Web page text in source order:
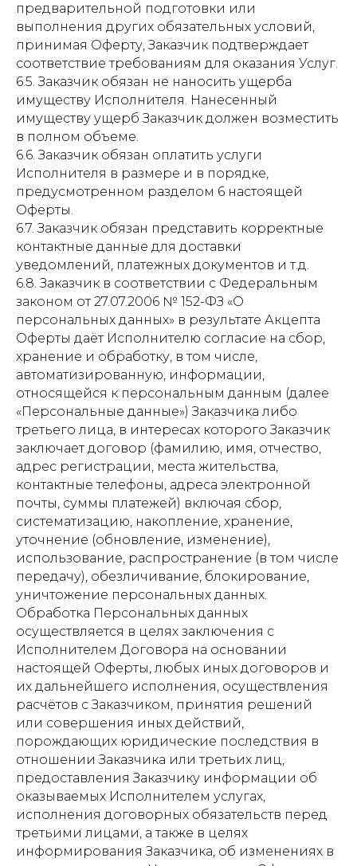
предварительной подготовки или
выполнения других обязательных условий,
принимая Оферту, Заказчик подтверждает
соответствие требованиям для оказания Услуг.
6.5. Заказчик обязан не наносить ущерба
имуществу Исполнителя. Нанесенный
имуществу ущерб Заказчик должен возместить
в полном объеме.
6.6. Заказчик обязан оплатить услуги
Исполнителя в размере и в порядке,
предусмотренном разделом 6 настоящей
Оферты.
6.7. Заказчик обязан представить корректные
контактные данные для доставки
уведомлений, платежных документов и т.д.
6.8. Заказчик в соответствии с Федеральным
законом от 27.07.2006 № 152-ФЗ «О
персональных данных» в результате Акцепта
Оферты даёт Исполнителю согласие на сбор,
хранение и обработку, в том числе,
автоматизированную, информации,
относящейся к персональным данным (далее
«Персональные данные») Заказчика либо
третьего лица, в интересах которого Заказчик
заключает договор (фамилию, имя, отчество,
адрес регистрации, места жительства,
контактные телефоны, адреса электронной
почты, суммы платежей) включая сбор,
систематизацию, накопление, хранение,
уточнение (обновление, изменение),
использование, распространение (в том числе
передачу), обезличивание, блокирование,
уничтожение персональных данных.
Обработка Персональных данных
осуществляется в целях заключения с
Исполнителем Договора на основании
настоящей Оферты, любых иных договоров и
их дальнейшего исполнения, осуществления
расчётов с Заказчиком, принятия решений
или совершения иных действий,
порождающих юридические последствия в
отношении Заказчика или третьих лиц,
предоставления Заказчику информации об
оказываемых Исполнителем услугах,
исполнения договорных обязательств перед
третьими лицами, а также в целях
информирования Заказчика, об изменениях в